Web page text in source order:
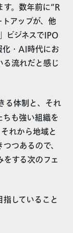
。数年前に”R
アップが、他
ビジネスでIPO
化・AI時代にお
る流れだと感じ
る体制と、それ
ちも強い組織を
れから地域と
つあるので、
する次のフェ
していること